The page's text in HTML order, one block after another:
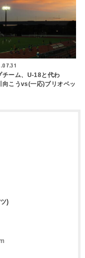
チーム、U-18と代わ
向こうvs(一応)ブリオベッ
)